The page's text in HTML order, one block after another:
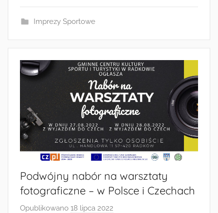
Imprezy Sportowe
Podwójny nabór na warsztaty
fotograficzne – w Polsce i Czechach
Opublikowano 18 lipca 2022